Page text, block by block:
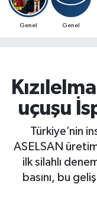
Genel Genel
uçuşu
Türkiye’nin
ASELSAN
ilk silahlı
basını, bu